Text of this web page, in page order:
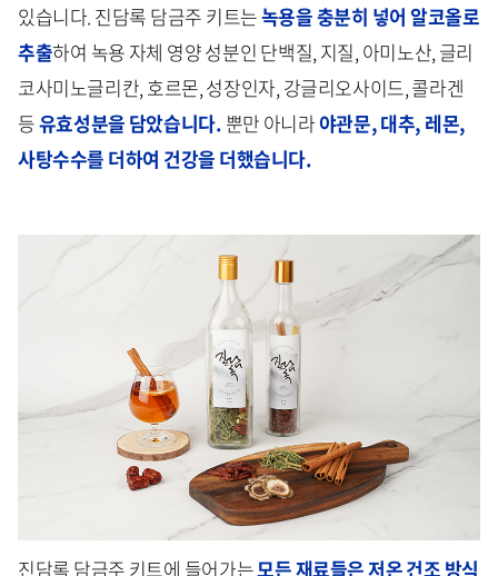
있습니다. 진담록 담금주 키트는녹용을 충분히 넣어 알코올로
추출하여 녹용 자체 영양 성분인 단백질, 지질, 아미노산, 글리
코사미노글리칸, 호르몬, 성장인자, 강글리오사이드, 콜라겐
등유효성분을 담았습니다. 뿐만 아니라야관문, 대추, 레몬,
사탕수수를 더하여 건강을 더했습니다.
진담록 담금주 키트에 들어가는모든 재료들은 저온 건조 방식